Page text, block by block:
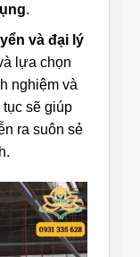
.
và đại lý
lựa chọn
nghiệm và
sẽ giúp
ra suôn sẻ